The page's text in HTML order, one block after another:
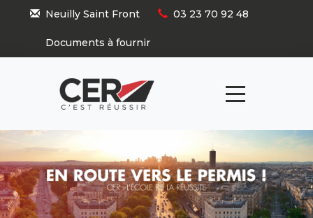
Panneau de gestion des cookies
Neuilly Saint Front 03 23 70 92 48
Documents à fournir